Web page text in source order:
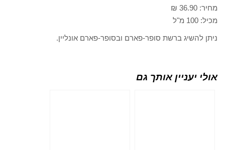
מחיר: 36.90 ₪
מכיל: 100 מ"ל
ניתן להשיג ברשת סופר-פארם ובסופר-פארם אונליין.
אולי יעניין אותך גם